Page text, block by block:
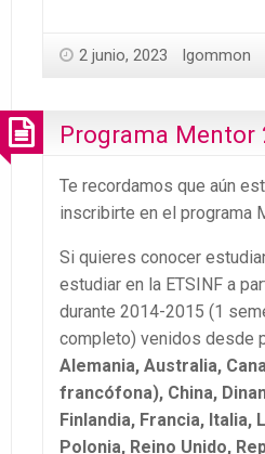
2 junio, 2023 lgommon
Programa Mentor
Te recordamos que aún
inscribirte en el programa
Si quieres conocer
estudiar en la ETSINF a
durante 2014-2015 (1
completo) venidos desde
Alemania, Australia,
francófona), China,
Finlandia, Francia, Italia,
Polonia, Reino Unido,